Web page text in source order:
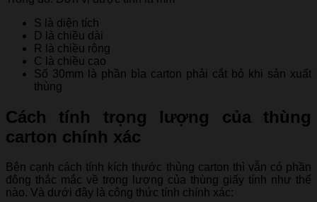
S là diện tích
D là chiều dài
R là chiều rộng
C là chiều cao
Số 30mm là phần bìa carton phải cắt bỏ khi sản xuất
thùng
Cách tính trọng lượng của thùng
carton chính xác
Bên cạnh cách tính kích thước thùng carton thì vẫn có phần
đông thắc mắc về trọng lượng của thùng giấy tính như thế
nào. Và dưới đây là công thức tính chính xác: